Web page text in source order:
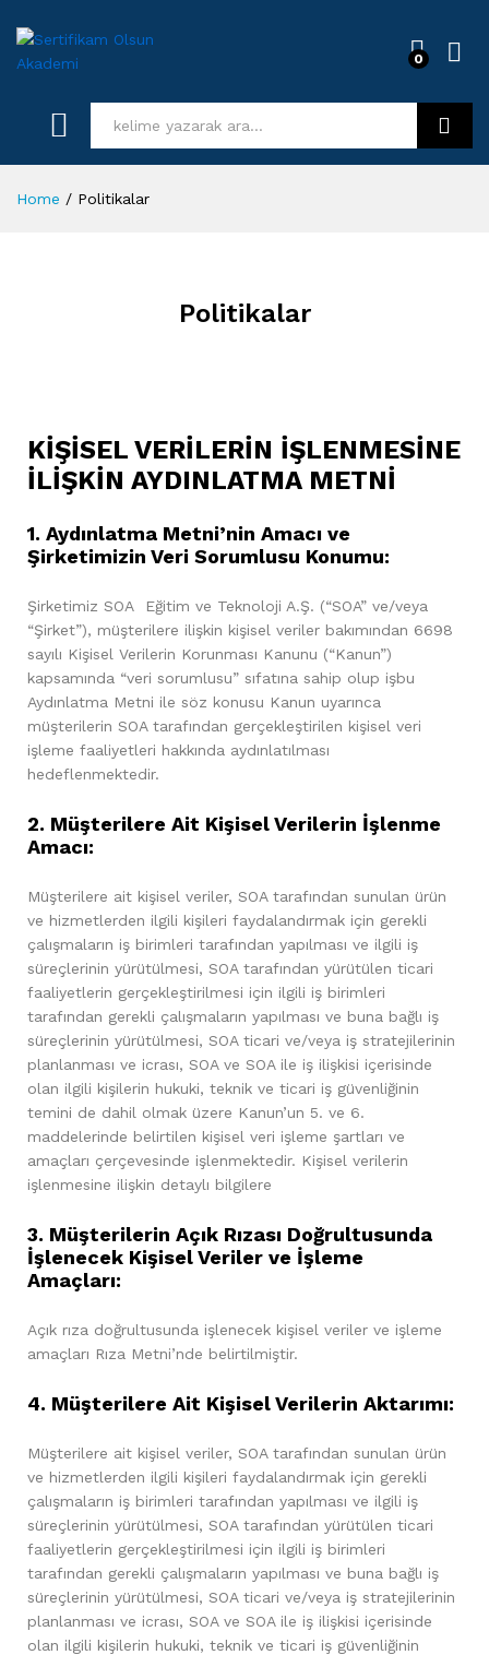
0
Home / Politikalar
Politikalar
KİŞİSEL VERİLERİN İŞLENMESİNE
İLİŞKİN AYDINLATMA METNİ
1. Aydınlatma Metni’nin Amacı ve
Şirketimizin Veri Sorumlusu Konumu:
Şirketimiz SOA Eğitim ve Teknoloji A.Ş. (“SOA” ve/veya
“Şirket”), müşterilere ilişkin kişisel veriler bakımından 6698
sayılı Kişisel Verilerin Korunması Kanunu (“Kanun”)
kapsamında “veri sorumlusu” sıfatına sahip olup işbu
Aydınlatma Metni ile söz konusu Kanun uyarınca
müşterilerin SOA tarafından gerçekleştirilen kişisel veri
işleme faaliyetleri hakkında aydınlatılması
hedeflenmektedir.
2. Müşterilere Ait Kişisel Verilerin İşlenme
Amacı:
Müşterilere ait kişisel veriler, SOA tarafından sunulan ürün
ve hizmetlerden ilgili kişileri faydalandırmak için gerekli
çalışmaların iş birimleri tarafından yapılması ve ilgili iş
süreçlerinin yürütülmesi, SOA tarafından yürütülen ticari
faaliyetlerin gerçekleştirilmesi için ilgili iş birimleri
tarafından gerekli çalışmaların yapılması ve buna bağlı iş
süreçlerinin yürütülmesi, SOA ticari ve/veya iş stratejilerinin
planlanması ve icrası, SOA ve SOA ile iş ilişkisi içerisinde
olan ilgili kişilerin hukuki, teknik ve ticari iş güvenliğinin
temini de dahil olmak üzere Kanun’un 5. ve 6.
maddelerinde belirtilen kişisel veri işleme şartları ve
amaçları çerçevesinde işlenmektedir. Kişisel verilerin
işlenmesine ilişkin detaylı bilgilere
3. Müşterilerin Açık Rızası Doğrultusunda
İşlenecek Kişisel Veriler ve İşleme
Amaçları:
Açık rıza doğrultusunda işlenecek kişisel veriler ve işleme
amaçları Rıza Metni’nde belirtilmiştir.
4. Müşterilere Ait Kişisel Verilerin Aktarımı:
Müşterilere ait kişisel veriler, SOA tarafından sunulan ürün
ve hizmetlerden ilgili kişileri faydalandırmak için gerekli
çalışmaların iş birimleri tarafından yapılması ve ilgili iş
süreçlerinin yürütülmesi, SOA tarafından yürütülen ticari
faaliyetlerin gerçekleştirilmesi için ilgili iş birimleri
tarafından gerekli çalışmaların yapılması ve buna bağlı iş
süreçlerinin yürütülmesi, SOA ticari ve/veya iş stratejilerinin
planlanması ve icrası, SOA ve SOA ile iş ilişkisi içerisinde
olan ilgili kişilerin hukuki, teknik ve ticari iş güvenliğinin